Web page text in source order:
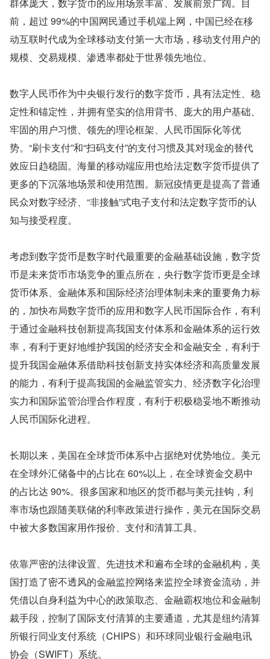
群体庞大，数字货币的应用场景丰富、发展前景广阔。目
前，超过 99%的中国网民通过手机端上网，中国已经在移
动互联时代成为全球移动支付第一大市场，移动支付用户的
规模、交易规模、渗透率都处于世界领先地位。
数字人民币作为中央银行发行的数字货币，具有法定性、稳
定性和锚定性，并拥有坚实的信用背书、庞大的用户基础、
牢固的用户习惯、领先的理论框架、人民币国际化等优
势。“刷卡支付”和“扫码支付”的支付习惯及其对现金的替代
效应日趋稳固。海量的移动端应用也给法定数字货币提供了
更多的下沉落地场景和使用范围。新冠疫情更是提高了普通
民众对数字经济、“非接触”式电子支付和法定数字货币的认
知与接受程度。
考虑到数字货币是数字时代最重要的金融基础设施，数字货
币是未来货币市场竞争的重点所在，央行数字货币更是全球
货币体系、金融体系和国际经济治理体制未来的重要角力标
的，加快布局数字货币的应用和数字人民币国际合作，有利
于通过金融科技创新提高我国支付体系和金融体系的运行效
率，有利于更好地维护我国的经济安全和金融安全，有利于
提升我国金融体系借助科技创新支持实体经济和高质量发展
的能力，有利于提高我国的金融监管实力、经济数字化治理
实力和国际监管治理合作程度，有利于积极稳妥地不断推动
人民币国际化进程。
长期以来，美国在全球货币体系中占据绝对优势地位。美元
在全球外汇储备中的占比在 60%以上，在全球资金交易中
的占比达 90%。很多国家和地区的货币都与美元挂钩，利
率市场也跟随美联储的利率政策进行操作，美元在国际交易
中被大多数国家用作报价、支付和清算工具。
依靠严密的法律设置、先进技术和遍布全球的金融机构，美
国打造了密不透风的金融监控网络来监控全球资金流动，并
凭借以自身利益为中心的政策取态、金融霸权地位和金融制
裁手段，控制了国际支付清算的主要通道，尤其是纽约清算
所银行同业支付系统（CHIPS）和环球同业银行金融电讯
协会（SWIFT）系统。